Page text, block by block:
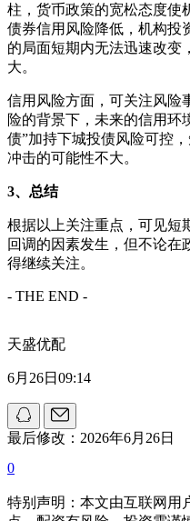
柱，货币政策的宽松态度使
债券信用风险降低，机构投
的局面短期内无法迅速改变
大。
信用风险方面，可关注风险
险的背景下，未来的信用环
债”加持下城投债风险可控
冲击的可能性不大。
3、总结
根据以上关注重点，可见短
回调的因素发生，但不论在
得继续关注。
- THE END -
天盛优配
6月26日09:14
最后修改：2026年6月26日
0
特别声明：本文由互联网用